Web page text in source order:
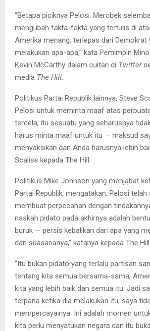
“Betapa piciknya Pelosi. Merobek
mengubah fakta-fakta yang tertulis di
Amerika menang, terlepas dari Demokrat
melakukan apa-apa,” kata Pemimpin
Kevin McCarthy dalam cuitan di Twitter
media The Hill.
Politikus Partai Republik lainnya, Steve
Pelosi untuk meminta maaf atas
tercela, itu sesuatu yang seharusnya
harus minta maaf untuk itu — maksud
menyaksikan dan Anda harusnya lebih
Scalise kepada The Hill.
Politikus Mike Johnson yang menjabat
Partai Republik, mengatakan, Pelosi telah
membuat perpecahan dengan
naskah pidato pada akhirnya adalah
buruk — persis kebalikan dari apa yang
dan suasananya,” katanya kepada The Hill.
“Itu bukan pidato yang terlalu partisan
tentang kita semua bersama-sama,
kita yang lebih baik dan semua itu. Jadi
terpana ketika dia melakukan itu, saya
mempercayainya. Ini adalah momen
kita perlu menyatukan negara dan itu